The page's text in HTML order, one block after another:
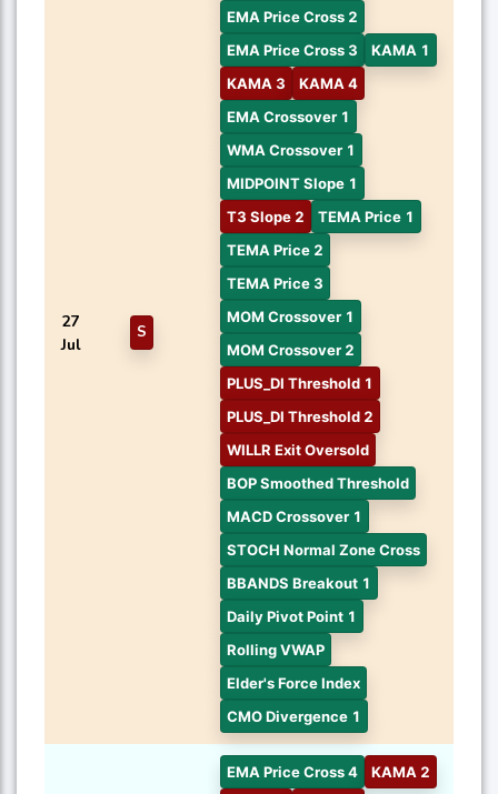
27
Jul
S
EMA Price Cross 2
EMA Price Cross 3
KAMA 1
KAMA 3
KAMA 4
EMA Crossover 1
WMA Crossover 1
MIDPOINT Slope 1
T3 Slope 2
TEMA Price 1
TEMA Price 2
TEMA Price 3
MOM Crossover 1
MOM Crossover 2
PLUS_DI Threshold 1
PLUS_DI Threshold 2
WILLR Exit Oversold
BOP Smoothed Threshold
MACD Crossover 1
STOCH Normal Zone Cross
BBANDS Breakout 1
Daily Pivot Point 1
Rolling VWAP
Elder's Force Index
CMO Divergence 1
EMA Price Cross 4
KAMA 2